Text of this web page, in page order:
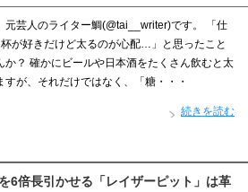
元芸人のライター鯛(@tai__writer)です。 「仕
が好きだけど太るのが心配…」と思ったこと
か？ 確かにビールや日本酒をたくさん飲むと太
すが、それだけではなく、「糖・・・
続きを読む
6倍長引かせる「レイザーピット」は革